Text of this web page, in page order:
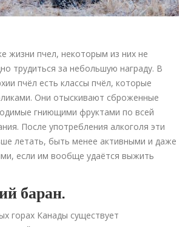
жизни пчел, некоторым из них не
трудиться за небольшую награду. В
пчёл есть классы пчёл, которые
Они отыскивают сброженные
гниющими фруктами по всей
После употребления алкоголя эти
летать, быть менее активными и даже
если им вообще удаётся выжить
баран.
горах Канады существует